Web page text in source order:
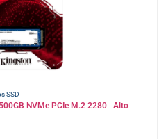
SSD
NVMe PCIe M.2 2280 | Alto